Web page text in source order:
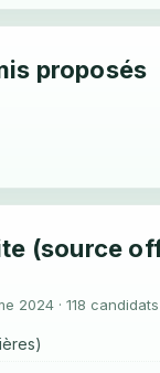
proposés
(source
2024 · 118